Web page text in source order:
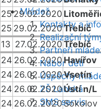
Mládež
Kontakty a
Realizační
Partneři
Nábor dětí
Úspěchy
ZŠ Labská
SMS servis
2529.02.2020
25 29.02.2020Třebíč
13 27.02.2020Třebíč
24 26.02.2020Havířov
24 26.02.2020Vsetín
24 26.02.2020Ústí n/L
24 26.02.2020Sokolov